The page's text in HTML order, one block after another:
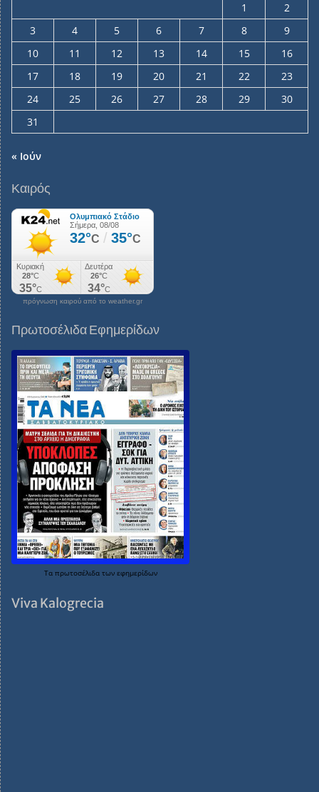
1
2
3
4 5 6 7 8
9
10
11 12 13 14 15
16
17
18 19 20 21 22
23
24
25 26 27 28 29
30
31
« Ιούν
Καιρός
πρόγνωση καιρού από το weather.gr
Πρωτοσέλιδα Εφημερίδων
Τα πρωτοσέλιδα των εφημερίδων
Viva Kalogrecia